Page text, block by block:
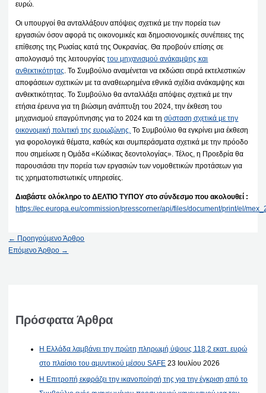
ευρώ.
Οι υπουργοί θα ανταλλάξουν απόψεις σχετικά με την πορεία των
εργασιών όσον αφορά τις οικονομικές και δημοσιονομικές συνέπειες της
επίθεσης της Ρωσίας κατά της Ουκρανίας. Θα προβούν επίσης σε
απολογισμό της λειτουργίαςτου μηχανισμού ανάκαμψης και
ανθεκτικότητας. Το Συμβούλιο αναμένεται να εκδώσει σειρά εκτελεστικών
αποφάσεων σχετικών με τα αναθεωρημένα εθνικά σχέδια ανάκαμψης και
ανθεκτικότητας. Το Συμβούλιο θα ανταλλάξει απόψεις σχετικά με την
ετήσια έρευνα για τη βιώσιμη ανάπτυξη του 2024, την έκθεση του
μηχανισμού επαγρύπνησης για το 2024 και τησύσταση σχετικά με την
οικονομική πολιτική της ευρωζώνης. Το Συμβούλιο θα εγκρίνει μια έκθεση
για φορολογικά θέματα, καθώς και συμπεράσματα σχετικά με την πρόοδο
που σημείωσε η Ομάδα «Κώδικας δεοντολογίας». Τέλος, η Προεδρία θα
παρουσιάσει την πορεία των εργασιών των νομοθετικών προτάσεων για
τις χρηματοπιστωτικές υπηρεσίες.
Διαβάστε ολόκληρο το ΔΕΛΤΙΟ ΤΥΠΟΥ στο σύνδεσμο που ακολουθεί :
https://ec.europa.eu/commission/presscorner/api/files/document/print/el/
← Προηγούμενο Άρθρο
Επόμενο Άρθρο →
Πρόσφατα Άρθρα
Η Ελλάδα λαμβάνει την πρώτη πληρωμή ύψους 118,2 εκατ. ευρώ
στο πλαίσιο του αμυντικού μέσου SAFE 23 Ιουλίου 2026
Η Επιτροπή εκφράζει την ικανοποίησή της για την έγκριση από το